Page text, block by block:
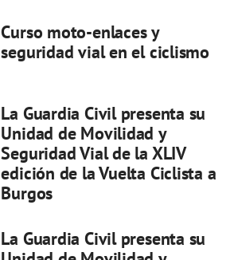
Curso moto-enlaces y
seguridad vial en el ciclismo
La Guardia Civil presenta su
Unidad de Movilidad y
Seguridad Vial de la XLIV
edición de la Vuelta Ciclista a
Burgos
La Guardia Civil presenta su